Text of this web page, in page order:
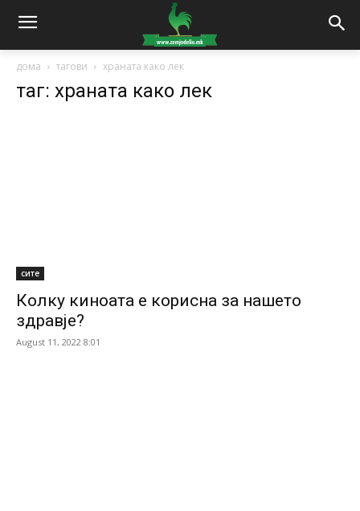
дома тагови храната како лек
таг: храната како лек
сите
Колку киноата е корисна за нашето
здравје?
August 11, 2022 8:01